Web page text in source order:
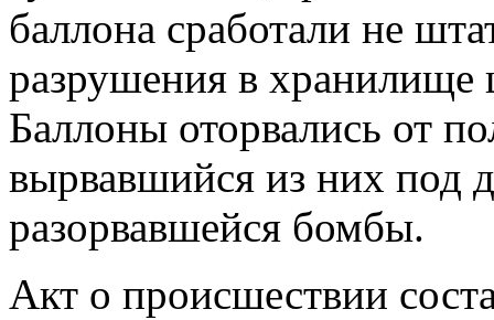
баллона сработали не
разрушения в хранилище
Баллоны оторвались от
вырвавшийся из них под
разорвавшейся бомбы.
Акт о происшествии